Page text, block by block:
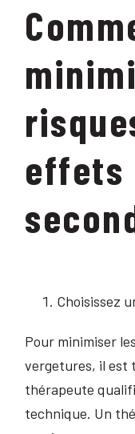
effets
Choisissez
Pour minimiser
vergetures, il est
thérapeute
technique. Un